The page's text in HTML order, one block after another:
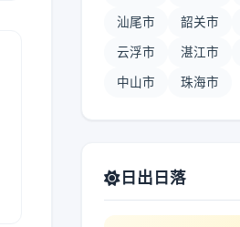
汕尾市 韶关市
云浮市 湛江市
中山市 珠海市
日出日落